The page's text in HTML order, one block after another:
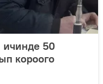
ичинде 50
короого